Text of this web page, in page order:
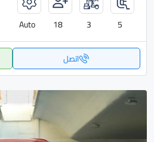
5
3
18
Auto
اتصل